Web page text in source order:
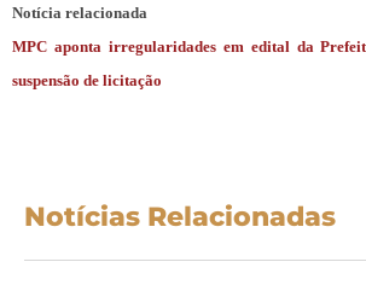
Notícia relacionada
MPC aponta irregularidades em edital da
suspensão de licitação
Notícias Relacionadas